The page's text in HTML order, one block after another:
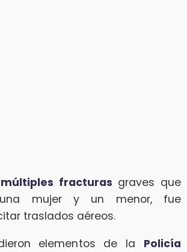
múltiples fracturas graves que
una mujer y un menor, fue
traslados aéreos.
elementos de la Policía